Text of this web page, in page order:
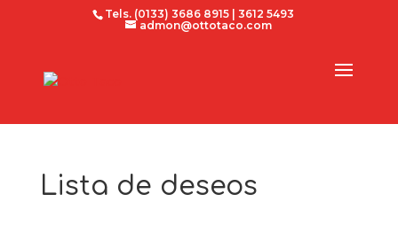
Tels. (0133) 3686 8915 | 3612 5493
admon@ottotaco.com
Lista de deseos